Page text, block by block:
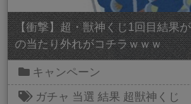
【衝撃】超・獣神くじ1回目結果
の当たり外れがコチラｗｗｗ
キャンペーン
ガチャ 当選 結果 超獣神くじ